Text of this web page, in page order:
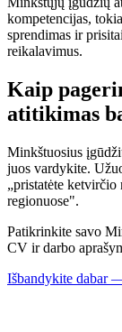
kompetencijas,
sprendimas ir
reikalavimus.
Kaip
atitikimas
Minkštuosius
juos vardykite.
„pristatėte ketvirčio
regionuose".
Patikrinkite savo
CV ir darbo
Išbandykite dabar